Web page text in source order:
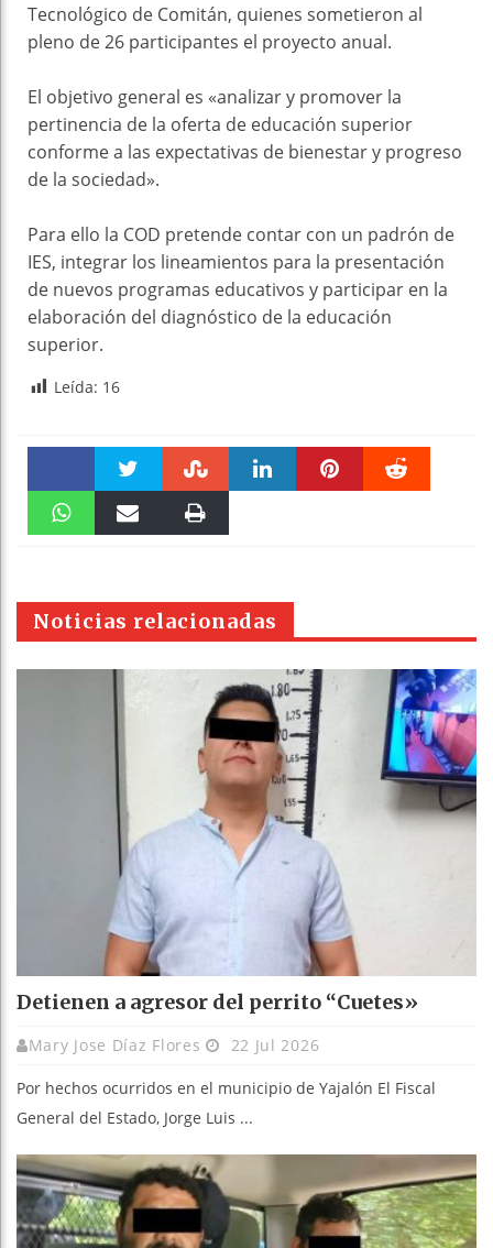
Tecnológico de Comitán, quienes sometieron al
pleno de 26 participantes el proyecto anual.
El objetivo general es «analizar y promover la
pertinencia de la oferta de educación superior
conforme a las expectativas de bienestar y progreso
de la sociedad».
Para ello la COD pretende contar con un padrón de
IES, integrar los lineamientos para la presentación
de nuevos programas educativos y participar en la
elaboración del diagnóstico de la educación
superior.
Leída: 16
Faceboo Twitter Stumble
pt
Noticias relacionadas
Detienen a agresor del perrito “Cuetes»
Mary Jose Díaz Flores 22 Jul 2026
Por hechos ocurridos en el municipio de Yajalón El Fiscal
General del Estado, Jorge Luis ...